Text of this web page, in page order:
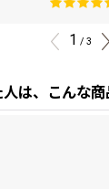
1 / 3
は、こんな